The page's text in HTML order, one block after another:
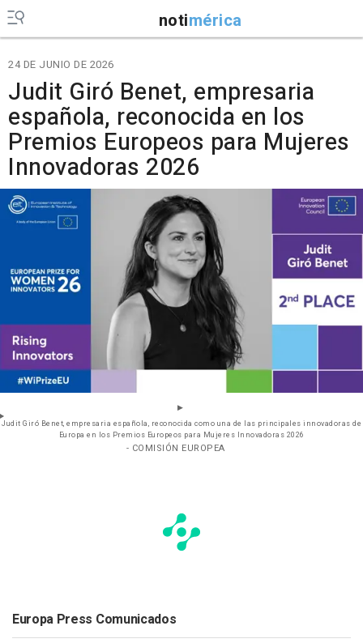
notimérica
24 DE JUNIO DE 2026
Judit Giró Benet, empresaria
española, reconocida en los
Premios Europeos para Mujeres
Innovadoras 2026
Judit Giró Benet, empresaria española, reconocida como una de las principales innovadoras de
Europa en los Premios Europeos para Mujeres Innovadoras 2026
- COMISIÓN EUROPEA
Europa Press Comunicados